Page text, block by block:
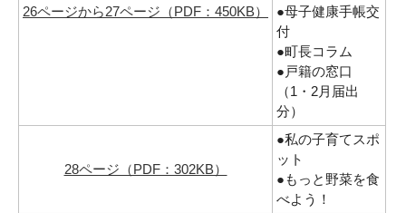
26ページから27ページ（PDF：450KB）
●母子健康手帳交
付
●町長コラム
●戸籍の窓口
（1・2月届出
分）
28ページ（PDF：302KB）
●私の子育てスポ
ット
●もっと野菜を食
べよう！